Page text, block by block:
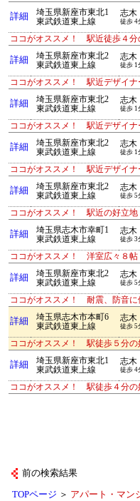
詳細
埼玉県新座市東北1
東武鉄道東上線
志木
徒歩 4
ココがオススメ！ 駅近徒歩４分
詳細
埼玉県新座市東北2
東武鉄道東上線
志木
徒歩 1
ココがオススメ！ 駅近デザイナ
詳細
埼玉県新座市東北2
東武鉄道東上線
志木
徒歩 1
ココがオススメ！ 駅近デザイナ
詳細
埼玉県新座市東北2
東武鉄道東上線
志木
徒歩 1
ココがオススメ！ 駅近デザイナ
詳細
埼玉県新座市東北2
東武鉄道東上線
志木
徒歩 5
ココがオススメ！ 駅近の好立
詳細
埼玉県志木市幸町1
東武鉄道東上線
志木
徒歩 3
ココがオススメ！ 洋室広々８帖
詳細
埼玉県新座市東北2
東武鉄道東上線
志木
徒歩 5
ココがオススメ！ 耐震、防音
詳細
埼玉県志木市本町6
東武鉄道東上線
志木
徒歩 5
ココがオススメ！ 駅徒歩５分の
詳細
埼玉県新座市東北1
東武鉄道東上線
志木
徒歩 4
ココがオススメ！ 駅徒歩４分の
前の検索結果
TOPページ ＞ アパート・マン